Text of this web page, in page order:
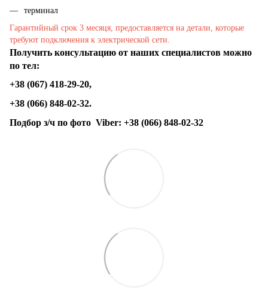
терминал
Гарантийный срок 3 месяця, предоставляется на детали, которые
требуют подключения к электрической сети.
Получить консультацию от наших специалистов можно
по тел:
+38 (067) 418-29-20,
+38 (066) 848-02-32.
Подбор з/ч по фото Viber: +38 (066) 848-02-32